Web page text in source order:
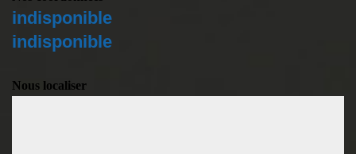
indisponible
indisponible
Nous localiser